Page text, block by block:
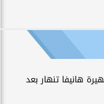
هانيفا تنهار بعد